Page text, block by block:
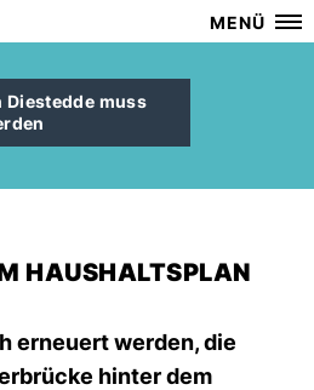
MENÜ
Diestedde muss
HAUSHALTSPLAN
erneuert werden, die
hinter dem